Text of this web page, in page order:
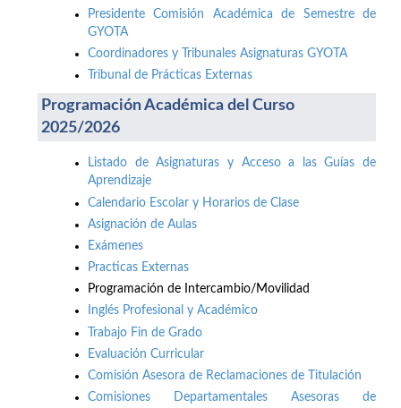
Presidente Comisión Académica de Semestre de
GYOTA
Coordinadores y Tribunales Asignaturas GYOTA
Tribunal de Prácticas Externas
Programación Académica del Curso
2025/2026
Listado de Asignaturas y Acceso a las Guías de
Aprendizaje
Calendario Escolar y Horarios de Clase
Asignación de Aulas
Exámenes
Practicas Externas
Programación de Intercambio/Movilidad
Inglés Profesional y Académico
Trabajo Fin de Grado
Evaluación Curricular
Comisión Asesora de Reclamaciones de Titulación
Comisiones Departamentales Asesoras de